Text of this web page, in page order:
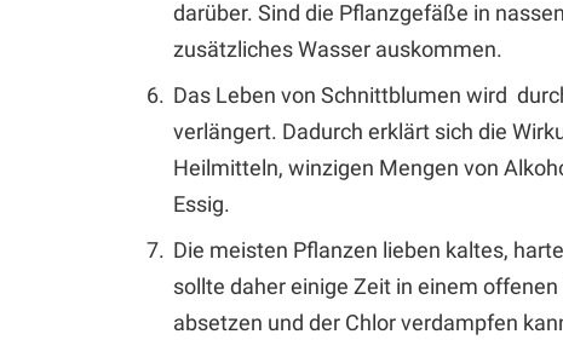
darüber. Sind die Pflanzgefäße in
zusätzliches Wasser auskommen.
Das Leben von Schnittblumen wird
verlängert. Dadurch erklärt sich die
Heilmitteln, winzigen Mengen von
Essig.
Die meisten Pflanzen lieben kaltes,
sollte daher einige Zeit in einem
absetzen und der Chlor verdampfen